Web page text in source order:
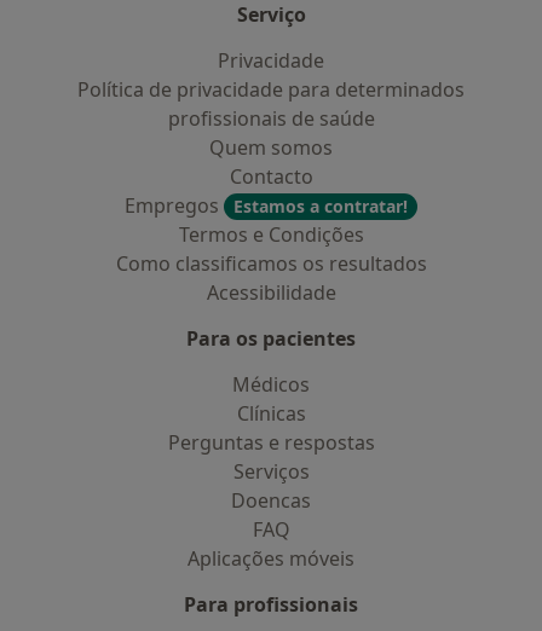
Serviço
Privacidade
Política de privacidade para determinados
profissionais de saúde
Quem somos
Contacto
Empregos
Estamos a contratar!
Termos e Condições
Como classificamos os resultados
Acessibilidade
Para os pacientes
Médicos
Clínicas
Perguntas e respostas
Serviços
Doencas
FAQ
Aplicações móveis
Para profissionais